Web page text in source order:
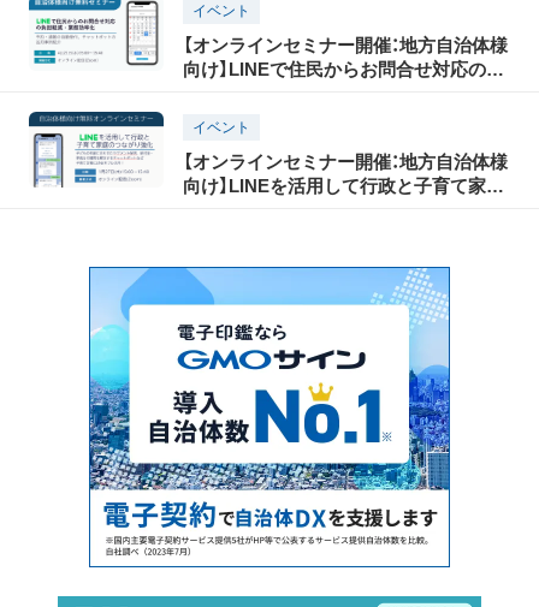
イベント
【オンラインセミナー開催：地方自治体様
向け】LINEで住民からお問合せ対応の負
イベント
【オンラインセミナー開催：地方自治体様
向け】LINEを活用して行政と子育て家庭